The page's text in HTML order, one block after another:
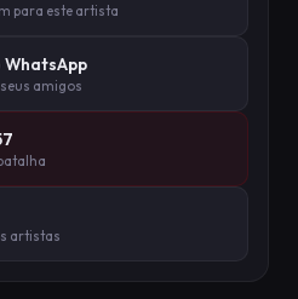
para este artista
amigos
artistas